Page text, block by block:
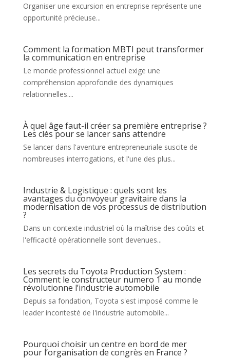
Organiser une excursion en entreprise représente une
opportunité précieuse...
Comment la formation MBTI peut transformer
la communication en entreprise
Le monde professionnel actuel exige une
compréhension approfondie des dynamiques
relationnelles....
À quel âge faut-il créer sa première entreprise ?
Les clés pour se lancer sans attendre
Se lancer dans l'aventure entrepreneuriale suscite de
nombreuses interrogations, et l'une des plus...
Industrie & Logistique : quels sont les
avantages du convoyeur gravitaire dans la
modernisation de vos processus de distribution
?
Dans un contexte industriel où la maîtrise des coûts et
l'efficacité opérationnelle sont devenues...
Les secrets du Toyota Production System :
Comment le constructeur numero 1 au monde
révolutionne l’industrie automobile
Depuis sa fondation, Toyota s'est imposé comme le
leader incontesté de l'industrie automobile...
Pourquoi choisir un centre en bord de mer
pour l’organisation de congrès en France ?